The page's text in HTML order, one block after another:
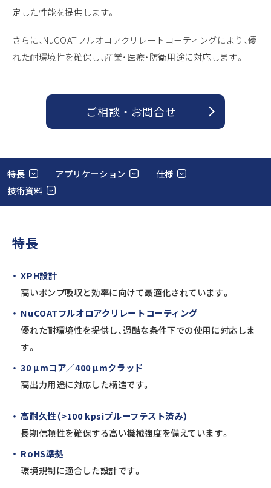
定した性能を提供します。
さらに、NuCOATフルオロアクリレートコーティングにより、優
れた耐環境性を確保し、産業・医療・防衛用途に対応します。
ご相談 ・ お問合せ
特長 アプリケーション
仕様
技術資料
特長
XPH設計
高いポンプ吸収と効率に向けて最適化されています。
NuCOATフルオロアクリレートコーティング
優れた耐環境性を提供し、過酷な条件下での使用に対応しま
す。
30 µmコア／400 µmクラッド
高出力用途に対応した構造です。
高耐久性（>100 kpsiプルーフテスト済み）
長期信頼性を確保する高い機械強度を備えています。
RoHS準拠
環境規制に適合した設計です。